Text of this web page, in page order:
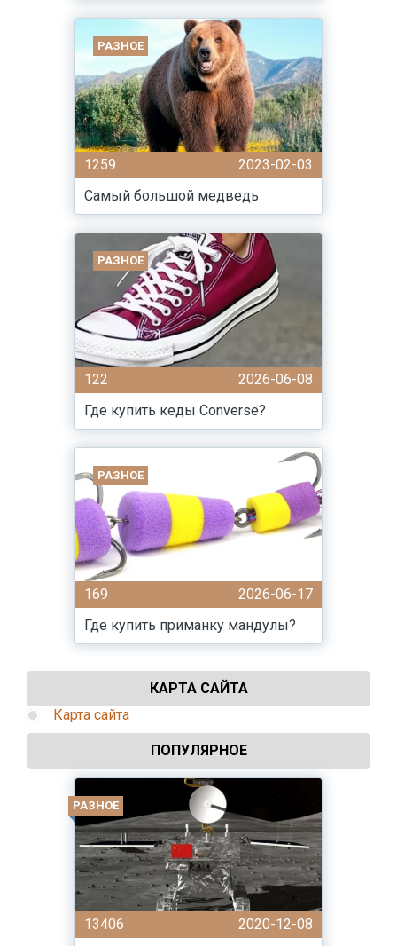
РАЗНОЕ
1259
2023-02-03
Самый большой медведь
РАЗНОЕ
122
2026-06-08
Где купить кеды Converse?
РАЗНОЕ
169
2026-06-17
Где купить приманку мандулы?
КАРТА САЙТА
Карта сайта
ПОПУЛЯРНОЕ
РАЗНОЕ
13406
2020-12-08